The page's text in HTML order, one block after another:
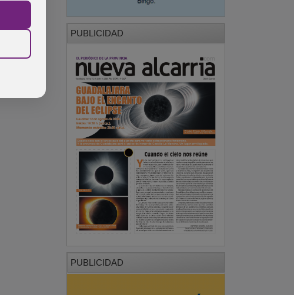
PUBLICIDAD
PUBLICIDAD